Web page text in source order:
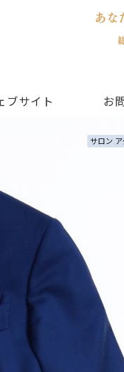
ブサイト お
サロン ア